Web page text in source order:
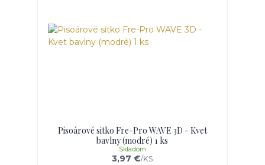
Pisoárové sitko Fre-Pro WAVE 3D - Kvet
bavlny (modré) 1 ks
3,97 €/KS
Skladom